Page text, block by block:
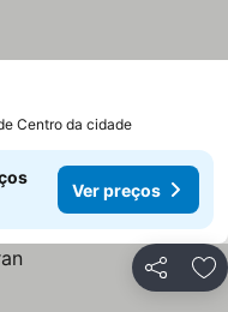
Centro da cidade
Ver preços
Partilhar